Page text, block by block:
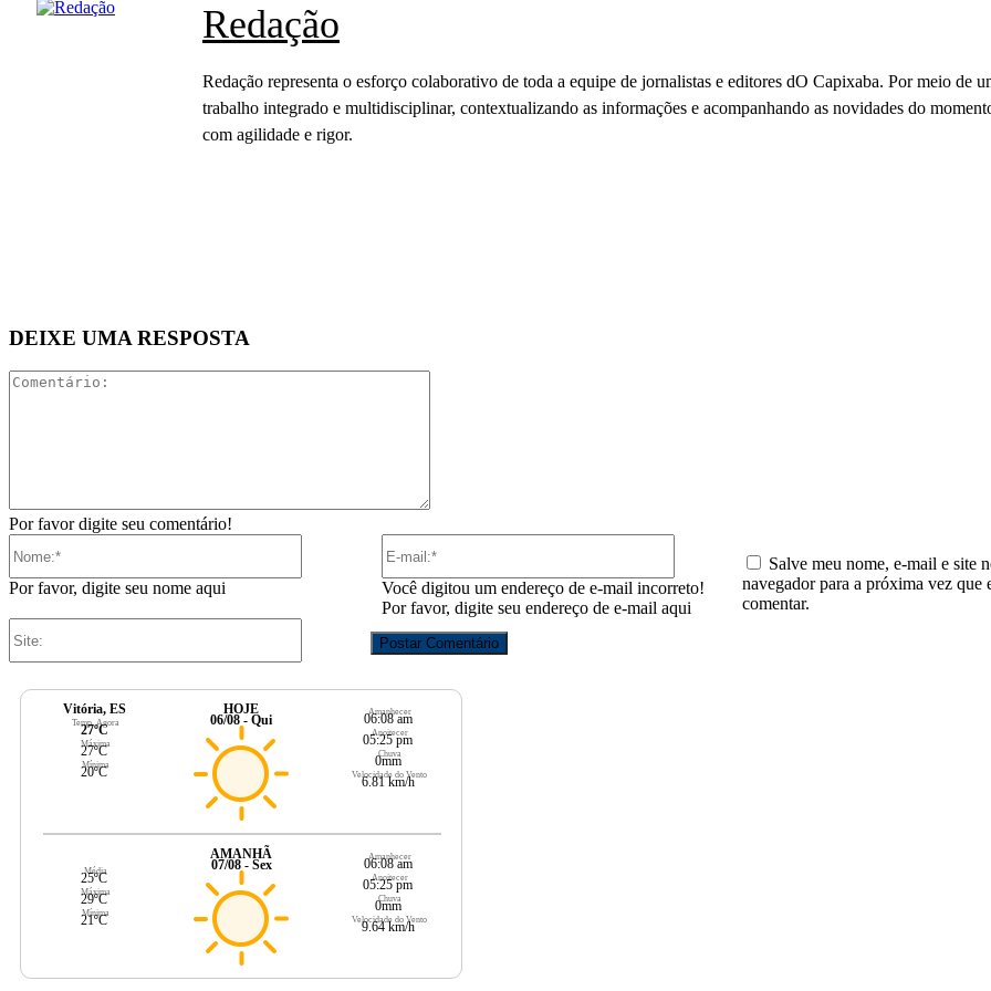
Redação
Redação representa o esforço colaborativo de toda a equipe de jornalistas e editores dO Capixaba. Por meio de
trabalho integrado e multidisciplinar, contextualizando as informações e acompanhando as novidades do
com agilidade e rigor.
DEIXE UMA RESPOSTA
Por favor digite seu comentário!
Por favor, digite seu nome aqui
Você digitou um endereço de e-mail incorreto!
Por favor, digite seu endereço de e-mail aqui
Salve meu nome, e-mail e site
navegador para a próxima vez que
comentar.
Vitória, ES
Temp. Agora
27ºC
Máxima
27ºC
Mínima
20ºC
HOJE
06/08 - Qui
Amanhecer
06:08 am
Anoitecer
05:25 pm
Chuva
0mm
Velocidade do Vento
6.81 km/h
Média
25ºC
Máxima
29ºC
Mínima
21ºC
AMANHÃ
07/08 - Sex
Amanhecer
06:08 am
Anoitecer
05:25 pm
Chuva
0mm
Velocidade do Vento
9.64 km/h